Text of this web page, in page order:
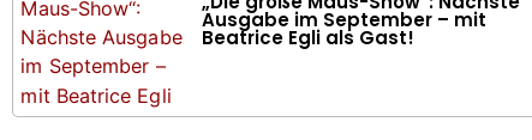
Ausgabe im September – mit
Beatrice Egli als Gast!